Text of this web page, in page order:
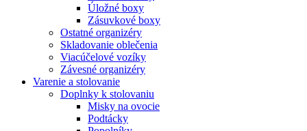
Úložné boxy
Zásuvkové boxy
Ostatné organizéry
Skladovanie oblečenia
Viacúčelové vozíky
Závesné organizéry
Varenie a stolovanie
Doplnky k stolovaniu
Misky na ovocie
Podtácky